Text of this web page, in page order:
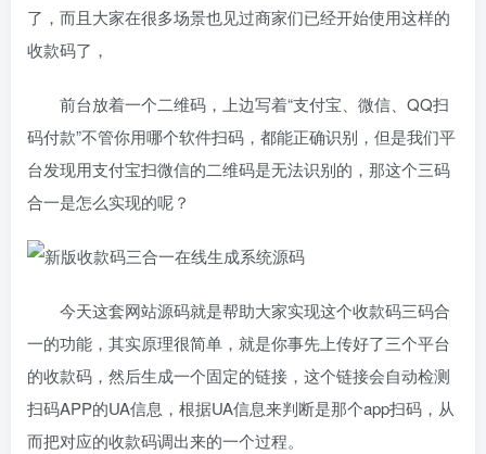
了，而且大家在很多场景也见过商家们已经开始使用这样的
收款码了，
前台放着一个二维码，上边写着“支付宝、微信、QQ扫
码付款”不管你用哪个软件扫码，都能正确识别，但是我们平
台发现用支付宝扫微信的二维码是无法识别的，那这个三码
合一是怎么实现的呢？
今天这套网站源码就是帮助大家实现这个收款码三码合
一的功能，其实原理很简单，就是你事先上传好了三个平台
的收款码，然后生成一个固定的链接，这个链接会自动检测
扫码APP的UA信息，根据UA信息来判断是那个app扫码，从
而把对应的收款码调出来的一个过程。